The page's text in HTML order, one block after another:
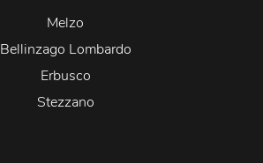
Melzo
Bellinzago Lombardo
Erbusco
Stezzano